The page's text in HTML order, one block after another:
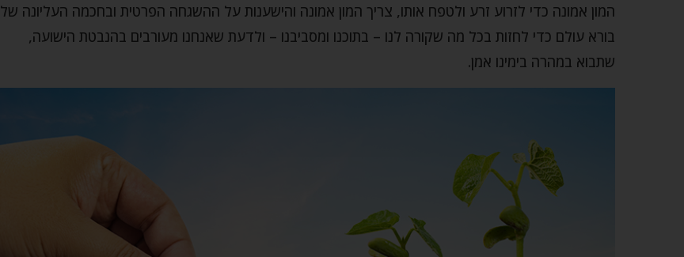
המון אמונה כדי לזרוע זרע ולטפח אותו, צריך המון אמונה והישענות על ההשגחה הפרטית ובחכמה העליונה של
בורא עולם כדי לחזות בכל מה שקורה לנו – בתוכנו ומסביבנו – ולדעת שאנחנו מעורבים בהנבטת הישועה,
שתבוא במהרה בימינו אמן.